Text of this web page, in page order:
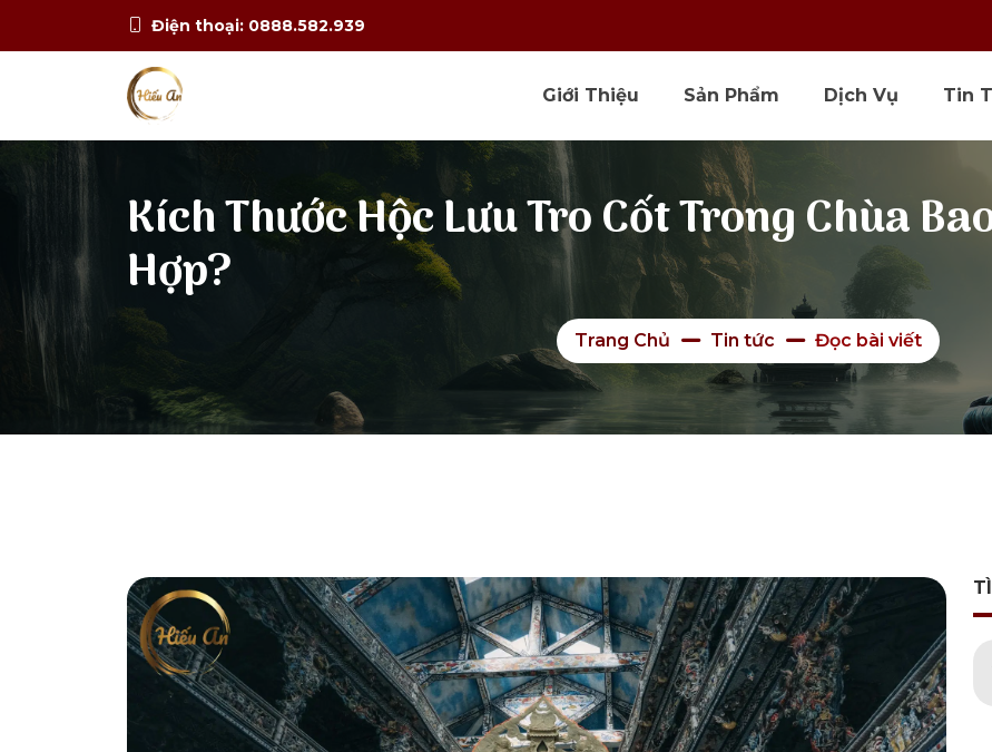
Điện thoại: 0888.582.939
Giới Thiệu Sản Phẩm Dịch Vụ Tin
Kích Thước Hộc Lưu Tro Cốt Trong Chùa
Hợp?
Trang Chủ Tin tức Đọc bài viết